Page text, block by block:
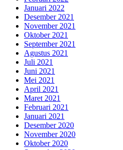
Januari 2022
Desember 2021
November 2021
Oktober 2021
September 2021
Agustus 2021
Juli 2021
Juni 2021
Mei 2021
April 2021
Maret 2021
Februari 2021
Januari 2021
Desember 2020
November 2020
Oktober 2020